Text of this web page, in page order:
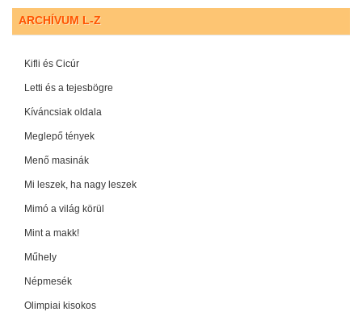
ARCHÍVUM L-Z
Kifli és Cicúr
Letti és a tejesbögre
Kíváncsiak oldala
Meglepő tények
Menő masinák
Mi leszek, ha nagy leszek
Mimó a világ körül
Mint a makk!
Műhely
Népmesék
Olimpiai kisokos